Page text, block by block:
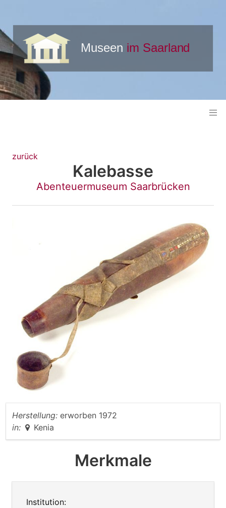
zurück
Kalebasse
Abenteuermuseum Saarbrücken
Herstellung: erworben 1972
in:
Kenia
Merkmale
Institution: